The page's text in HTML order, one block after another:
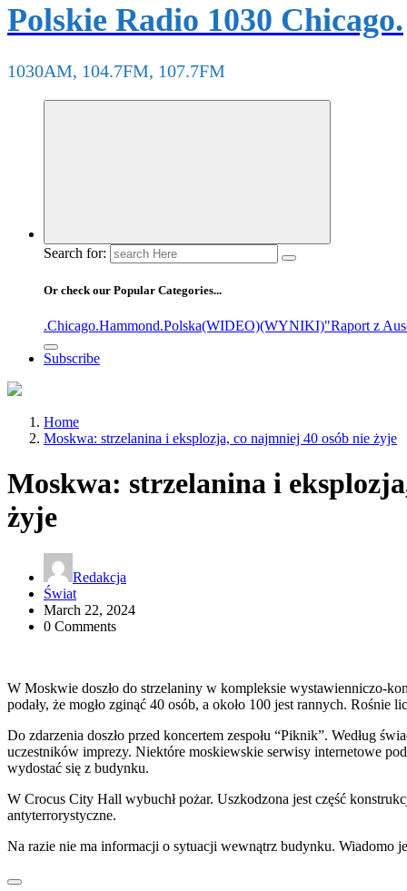
Polskie Radio 1030 Chicago.
1030AM, 104.7FM, 107.7FM
Search for:
Or check our Popular Categories...
.Chicago.Hammond.Polska(WIDEO)(WYNIKI)"Raport z
Subscribe
Home
Moskwa: strzelanina i eksplozja, co najmniej 40 osób nie żyje
Moskwa: strzelanina i
żyje
Redakcja
Świat
March 22, 2024
0 Comments
W Moskwie doszło do strzelaniny w kompleksie wystawienniczo-
podały, że mogło zginąć 40 osób, a około 100 jest rannych. Rośnie
Do zdarzenia doszło przed koncertem zespołu “Piknik”. Według
uczestników imprezy. Niektóre moskiewskie serwisy internetowe
wydostać się z budynku.
W Crocus City Hall wybuchł pożar. Uszkodzona jest część
antyterrorystyczne.
Na razie nie ma informacji o sytuacji wewnątrz budynku. Wiadomo